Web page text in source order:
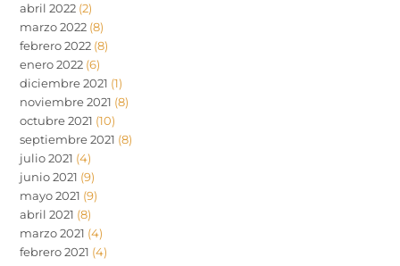
abril 2022 (2)
marzo 2022 (8)
febrero 2022 (8)
enero 2022 (6)
diciembre 2021 (1)
noviembre 2021 (8)
octubre 2021 (10)
septiembre 2021 (8)
julio 2021 (4)
junio 2021 (9)
mayo 2021 (9)
abril 2021 (8)
marzo 2021 (4)
febrero 2021 (4)